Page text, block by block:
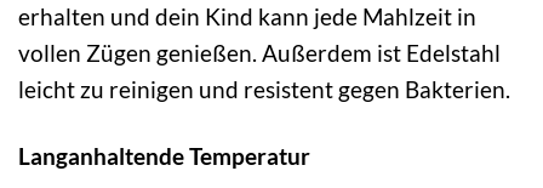
erhalten und dein Kind kann jede Mahlzeit in
vollen Zügen genießen. Außerdem ist Edelstahl
leicht zu reinigen und resistent gegen Bakterien.
Langanhaltende Temperatur